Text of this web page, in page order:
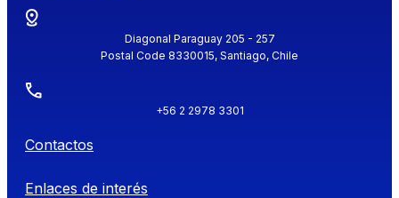
Diagonal Paraguay 205 - 257
Postal Code 8330015, Santiago, Chile
+56 2 2978 3301
Contactos
Enlaces de interés